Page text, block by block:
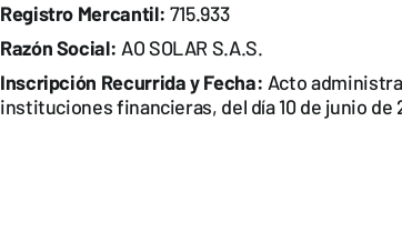
Registro Mercantil: 715.933
Razón Social: AO SOLAR S.A.S.
Inscripción Recurrida y Fecha: Acto
instituciones financieras, del día 10 de junio de